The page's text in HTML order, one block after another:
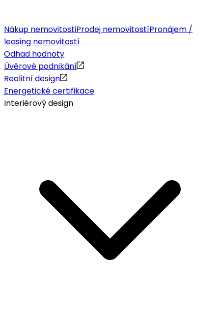
Nákup nemovitostiProdej nemovitostíPronájem /
leasing nemovitostí
Odhad hodnoty
Úvěrové podnikání
Realitní design
Energetické certifikace
Interiérový design